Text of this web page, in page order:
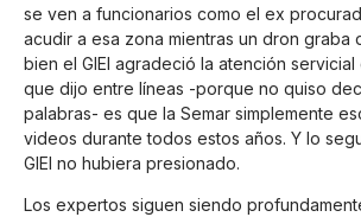
se ven a funcionarios como el ex
acudir a esa zona mientras un dron graba
bien el GIEI agradeció la atención servicial
que dijo entre líneas -porque no quiso
palabras- es que la Semar simplemente
videos durante todos estos años. Y lo
GIEI no hubiera presionado.
Los expertos siguen siendo